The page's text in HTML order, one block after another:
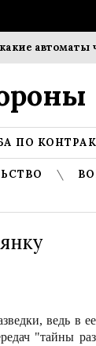
автоматы
ПО
ведь в
"тайны